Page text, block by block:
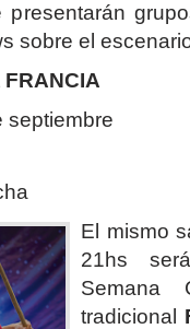
sobre el
FRANCIA
septiembre
El mismo
21hs
Semana
tradicional